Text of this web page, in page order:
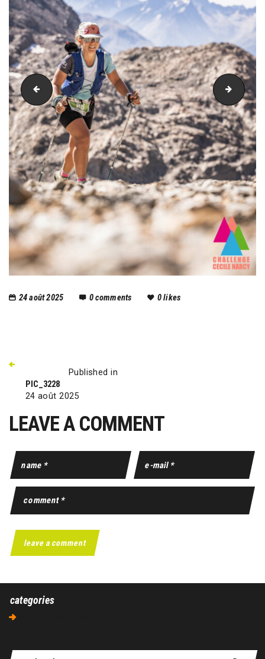
PIC_3216
24 août 2025 0comments 0likes
Published in
PIC_3228
24 août 2025
LEAVE A COMMENT
categories